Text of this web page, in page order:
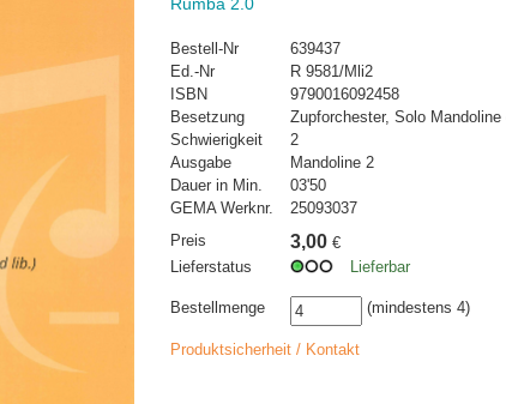
Bestell-Nr
639437
Ed.-Nr
R 9581/Mli2
ISBN
9790016092458
Besetzung
Zupforchester, Solo
Schwierigkeit
2
Ausgabe
Mandoline 2
Dauer in Min.
03'50
GEMA Werknr.
25093037
Preis
3,00 €
Lieferstatus
Lieferbar
Bestellmenge (mindestens 4)
Produktsicherheit / Kontakt